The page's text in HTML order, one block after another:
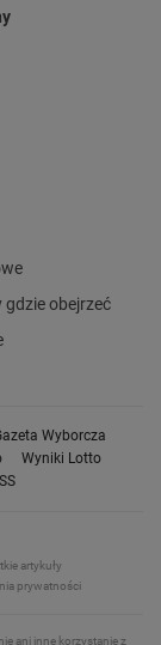
gdzie obejrzeć
Wyborcza
Wyniki Lotto
artykuły
prywatności
ani inne korzystanie z